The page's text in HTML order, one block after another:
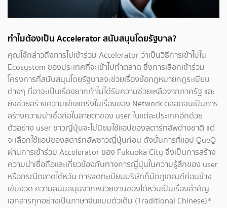
ทำไมต้องเป็น Accelerator สนับสนุนโดยรัฐบาล?
คุณโจ้กล่าวถึงการไปเข้าร่วม Accelerator ว่าเป็นวิธีการเข้าไปใน
Ecosystem ของประเทศที่จะเข้าไปทำตลาด ซึ่งการเลือกเข้าร่วม
โครงการที่สนับสนุนโดยรัฐบาลจะช่วยเรื่องข้อกฎหมายกฎระเบียบ
ต่างๆ ที่อาจะเป็นเรื่องยากถ้าไม่ได้รับความช่วยเหลือจากภาครัฐ และ
ยังช่วยสร้างความแข็งแกร่งในเรื่องของ Network ตลอดจนเป็นการ
สร้างความน่าเชื่อถือในสายตาของ user ในแต่ละประเทศอีกด้วย
ตัวอย่าง user ชาวญี่ปุ่นจะไม่นิยมใช้แอปของสตาร์ทอัพต่างชาติ แต่
จะเลือกใช้แอปของสตาร์ทอัพชาวญี่ปุ่นก่อน ดังนั้นการที่แอป QueQ
ผ่านการเข้าร่วม Accelerator ของ Fukuoka City จึงเป็นการสร้าง
ความน่าเชื่อถือและเกี่ยวข้องกับทางการญี่ปุ่นในความรู้สึกของ user
หรือกรณีตลาดไต้หวัน การจดทะเบียนบริษัทก็มีกฎเกณฑ์ค่อนข้าง
เข้มงวด ความสนับสนุนจากหน่วยงานของไต้หวันเป็นเรื่องสำคัญ
เอกสารทุกอย่างเป็นภาษาจีนแบบตัวเต็ม (Traditional Chinese)*